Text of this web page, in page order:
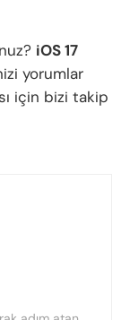
iOS 17
yorumlar
için bizi takip